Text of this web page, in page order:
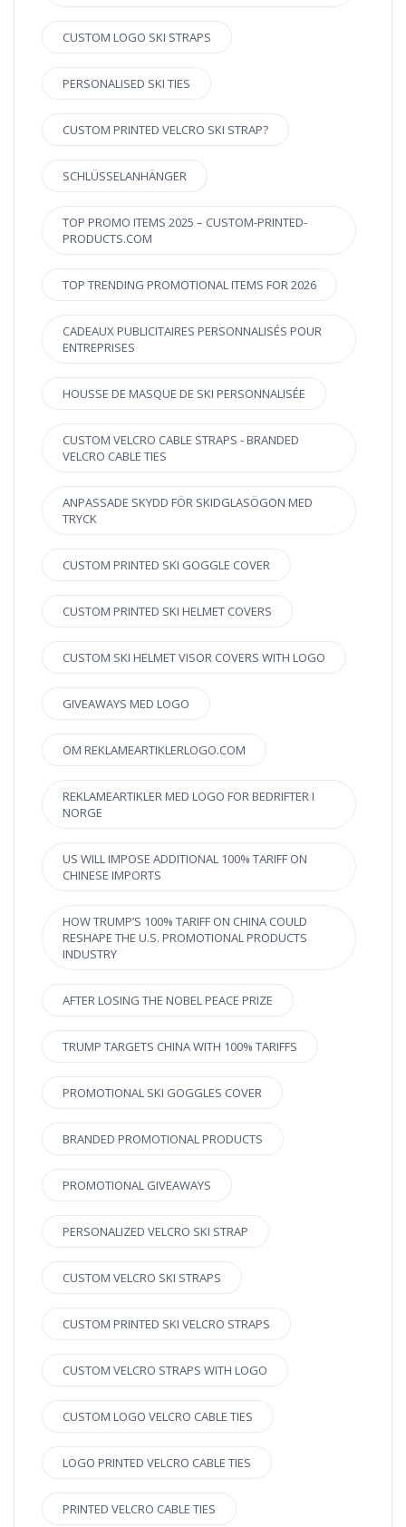
CUSTOM LOGO SKI STRAPS
PERSONALISED SKI TIES
CUSTOM PRINTED VELCRO SKI STRAP?
SCHLÜSSELANHÄNGER
TOP PROMO ITEMS 2025 – CUSTOM-PRINTED-
PRODUCTS.COM
TOP TRENDING PROMOTIONAL ITEMS FOR 2026
CADEAUX PUBLICITAIRES PERSONNALISÉS POUR
ENTREPRISES
HOUSSE DE MASQUE DE SKI PERSONNALISÉE
CUSTOM VELCRO CABLE STRAPS - BRANDED
VELCRO CABLE TIES
ANPASSADE SKYDD FÖR SKIDGLASÖGON MED
TRYCK
CUSTOM PRINTED SKI GOGGLE COVER
CUSTOM PRINTED SKI HELMET COVERS
CUSTOM SKI HELMET VISOR COVERS WITH LOGO
GIVEAWAYS MED LOGO
OM REKLAMEARTIKLERLOGO.COM
REKLAMEARTIKLER MED LOGO FOR BEDRIFTER I
NORGE
US WILL IMPOSE ADDITIONAL 100% TARIFF ON
CHINESE IMPORTS
HOW TRUMP’S 100% TARIFF ON CHINA COULD
RESHAPE THE U.S. PROMOTIONAL PRODUCTS
INDUSTRY
AFTER LOSING THE NOBEL PEACE PRIZE
TRUMP TARGETS CHINA WITH 100% TARIFFS
PROMOTIONAL SKI GOGGLES COVER
BRANDED PROMOTIONAL PRODUCTS
PROMOTIONAL GIVEAWAYS
PERSONALIZED VELCRO SKI STRAP
CUSTOM VELCRO SKI STRAPS
CUSTOM PRINTED SKI VELCRO STRAPS
CUSTOM VELCRO STRAPS WITH LOGO
CUSTOM LOGO VELCRO CABLE TIES
LOGO PRINTED VELCRO CABLE TIES
PRINTED VELCRO CABLE TIES